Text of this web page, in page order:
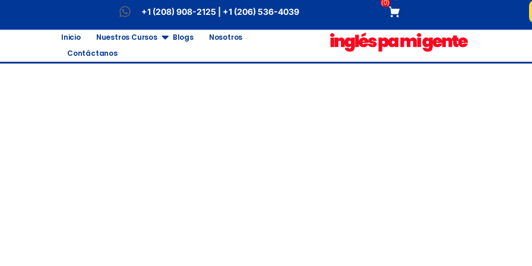
+1 (208) 908-2125 | +1 (206) 536-4039
(0)
Inicio Nuestros Cursos Blogs
Nosotros
Contáctanos